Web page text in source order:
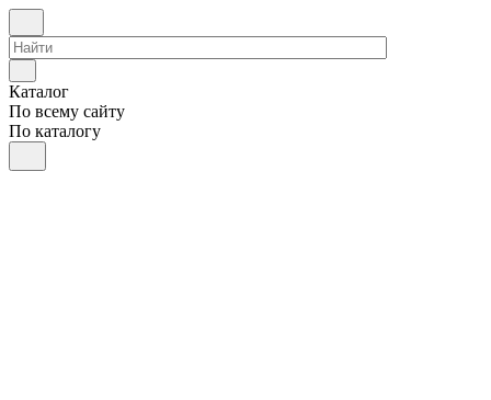
Каталог
По всему сайту
По каталогу